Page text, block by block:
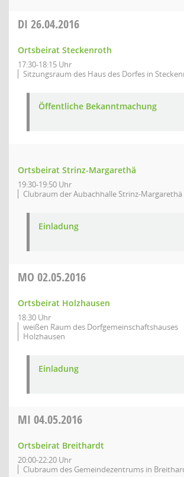
DI 26.04.2016
Ortsbeirat Steckenroth
17:30-18:15 Uhr
Sitzungsraum des Haus des Dorfes in
Öffentliche Bekanntmachung
Ortsbeirat Strinz-Margarethä
19:30-19:50 Uhr
Clubraum der Aubachhalle Strinz-Margarethä
Einladung
MO 02.05.2016
Ortsbeirat Holzhausen
18:30 Uhr
weißen Raum des Dorfgemeinschaftshauses
Holzhausen
Einladung
MI 04.05.2016
Ortsbeirat Breithardt
20:00-22:20 Uhr
Clubraum des Gemeindezentrums in